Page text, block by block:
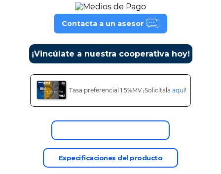
Contacta a un asesor
¡Vincúlate a nuestra cooperativa hoy!
Tasa preferencial 1.5%MV ¡Solicítala aquí!
Especificaciones del producto